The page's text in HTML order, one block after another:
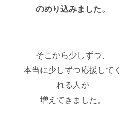
のめり込みました。
そこから少しずつ、
本当に少しずつ応援してく
れる人が
増えてきました。